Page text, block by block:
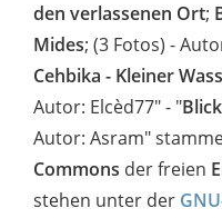
den verlassenen Ort;
Mides; (3 Fotos) -
Cehbika - Kleiner
Autor: Elcèd77" - "
Autor: Asram"
Commons der freien
stehen unter der